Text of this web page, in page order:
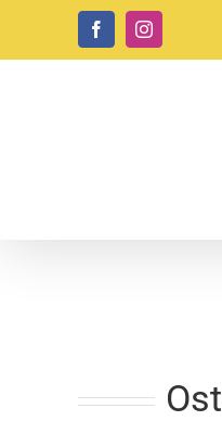
FacebookInstagram